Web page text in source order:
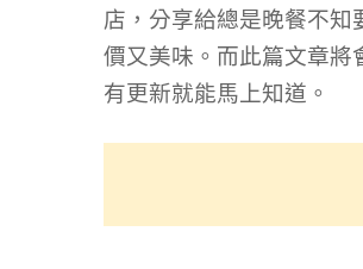
店，分享給總是晚餐不知
價又美味。而此篇文章將
有更新就能馬上知道。